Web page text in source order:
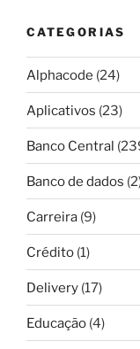
CATEGORIAS
Alphacode (24)
Aplicativos (23)
Banco Central
Banco de dados
Carreira (9)
Crédito (1)
Delivery (17)
Educação (4)